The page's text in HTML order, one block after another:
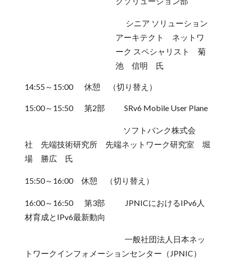
シニア ソリューション
アーキテクト ネットワ
ーク スペシャリスト 菊
池 信明 氏
14:55～15:00休憩 （切り替え）
15:00～15:50第2部SRv6 Mobile User Plane
ソフトバンク株式会
社 先端技術研究所 先端ネットワーク研究室 堀
場 勝広 氏
15:50～16:00休憩 （切り替え）
16:00～16:50第3部 JPNICにおけるIPv6人
材育成とIPv6最新動向
一般社団法人日本ネッ
トワークインフォメーションセンター（JPNIC）